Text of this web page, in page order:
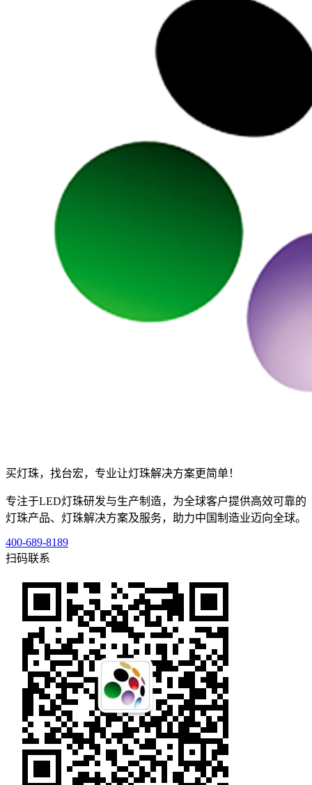
买灯珠，找台宏，专业让灯珠解决方案更简单！
专注于LED灯珠研发与生产制造，为全球客户提供高效可靠的
灯珠产品、灯珠解决方案及服务，助力中国制造业迈向全球。
400-689-8189
扫码联系